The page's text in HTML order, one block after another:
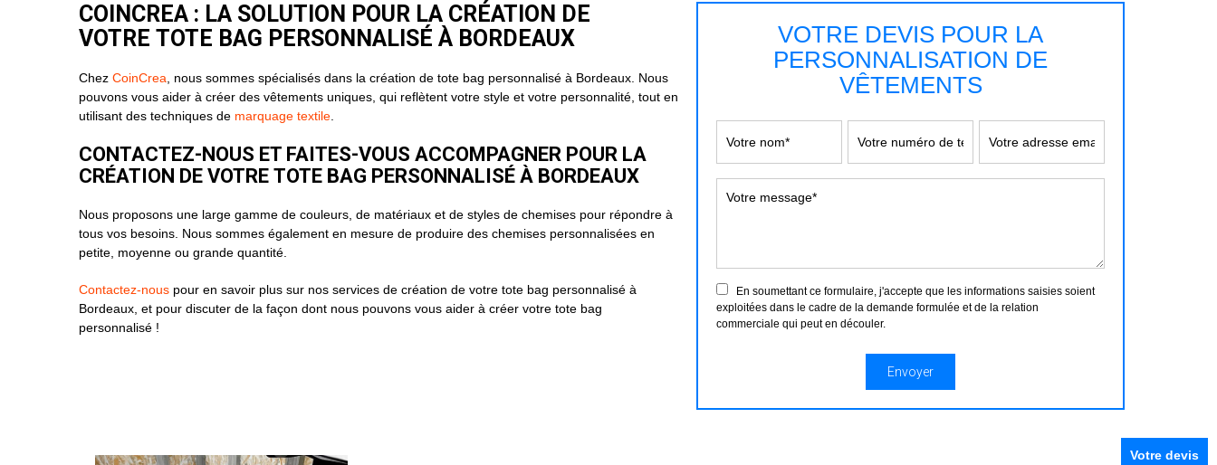
COINCREA : LA SOLUTION POUR LA CRÉATION DE
VOTRE TOTE BAG PERSONNALISÉ À BORDEAUX
Chez CoinCrea , nous sommes spécialisés dans la création de tote bag personnalisé à Bordeaux. Nous
pouvons vous aider à créer des vêtements uniques, qui reflètent votre style et votre personnalité, tout en
utilisant des techniques de marquage textile
CONTACTEZ-NOUS ET FAITES-VOUS ACCOMPAGNER POUR LA
CRÉATION DE VOTRE TOTE BAG PERSONNALISÉ À BORDEAUX
Nous proposons une large gamme de couleurs, de matériaux et de styles de chemises pour répondre à
tous vos besoins. Nous sommes également en mesure de produire des chemises personnalisées en
petite, moyenne ou grande quantité.
Contactez-nous pour en savoir plus sur nos services de création de votre tote bag personnalisé à
Bordeaux, et pour discuter de la façon dont nous pouvons vous aider à créer votre tote bag
personnalisé !
VOTRE DEVIS POUR LA
PERSONNALISATION DE
VÊTEMENTS
En soumettant ce formulaire, j'accepte que les informations saisies soient
exploitées dans le cadre de la demande formulée et de la relation
commerciale qui peut en découler.
Votre devis